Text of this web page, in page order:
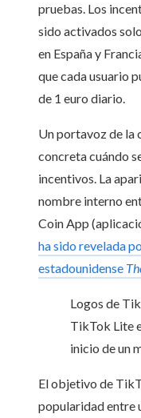
pruebas. Los
sido activados
en España y
que cada usuario
de 1 euro diario.
Un portavoz de la
concreta cuándo
incentivos. La
nombre interno
Coin App
ha sido revelada
estadounidense
Logos de
TikTok Lite
inicio de un
El objetivo de
popularidad entre